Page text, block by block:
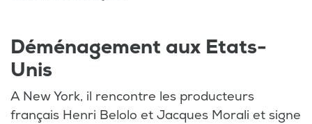
Déménagement aux Etats-
Unis
A New York, il rencontre les producteurs
français Henri Belolo et Jacques Morali et signe